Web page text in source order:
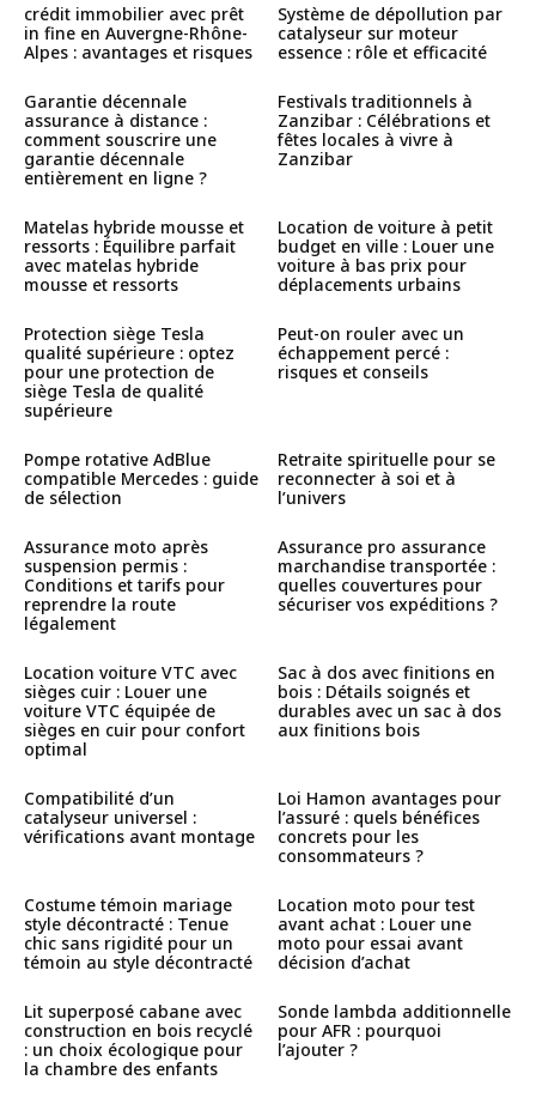
crédit immobilier avec prêt
in fine en Auvergne-Rhône-
Alpes : avantages et risques
Système de dépollution par
catalyseur sur moteur
essence : rôle et efficacité
Garantie décennale
assurance à distance :
comment souscrire une
garantie décennale
entièrement en ligne ?
Festivals traditionnels à
Zanzibar : Célébrations et
fêtes locales à vivre à
Zanzibar
Matelas hybride mousse et
ressorts : Équilibre parfait
avec matelas hybride
mousse et ressorts
Location de voiture à petit
budget en ville : Louer une
voiture à bas prix pour
déplacements urbains
Protection siège Tesla
qualité supérieure : optez
pour une protection de
siège Tesla de qualité
supérieure
Peut-on rouler avec un
échappement percé :
risques et conseils
Pompe rotative AdBlue
compatible Mercedes : guide
de sélection
Retraite spirituelle pour se
reconnecter à soi et à
l’univers
Assurance moto après
suspension permis :
Conditions et tarifs pour
reprendre la route
légalement
Assurance pro assurance
marchandise transportée :
quelles couvertures pour
sécuriser vos expéditions ?
Location voiture VTC avec
sièges cuir : Louer une
voiture VTC équipée de
sièges en cuir pour confort
optimal
Sac à dos avec finitions en
bois : Détails soignés et
durables avec un sac à dos
aux finitions bois
Compatibilité d’un
catalyseur universel :
vérifications avant montage
Loi Hamon avantages pour
l’assuré : quels bénéfices
concrets pour les
consommateurs ?
Costume témoin mariage
style décontracté : Tenue
chic sans rigidité pour un
témoin au style décontracté
Location moto pour test
avant achat : Louer une
moto pour essai avant
décision d’achat
Lit superposé cabane avec
construction en bois recyclé
: un choix écologique pour
la chambre des enfants
Sonde lambda additionnelle
pour AFR : pourquoi
l’ajouter ?